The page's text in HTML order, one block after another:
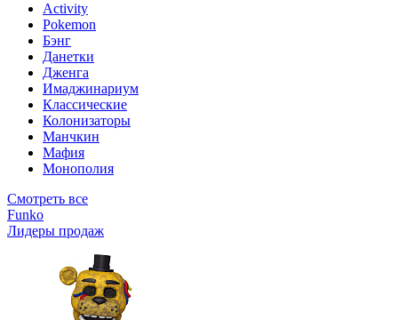
Activity
Pokemon
Бэнг
Данетки
Дженга
Имаджинариум
Классические
Колонизаторы
Манчкин
Мафия
Монополия
Смотреть все
Funko
Лидеры продаж